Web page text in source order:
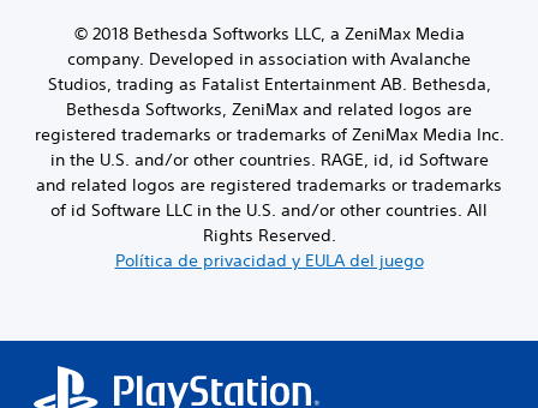
© 2018 Bethesda Softworks LLC, a ZeniMax Media
company. Developed in association with Avalanche
Studios, trading as Fatalist Entertainment AB. Bethesda,
Bethesda Softworks, ZeniMax and related logos are
registered trademarks or trademarks of ZeniMax Media Inc.
in the U.S. and/or other countries. RAGE, id, id Software
and related logos are registered trademarks or trademarks
of id Software LLC in the U.S. and/or other countries. All
Rights Reserved.
Política de privacidad y EULA del juego